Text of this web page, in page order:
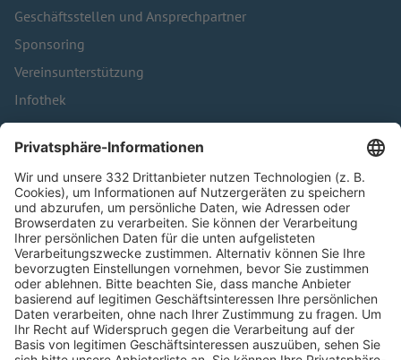
Geschäftsstellen und Ansprechpartner
Sponsoring
Vereinsunterstützung
Infothek
Kontakt
HÄUFIG BESUCHTE SEITEN
Pässe und Vereinswechsel
Trainerausbildung
Schulungsangebot Vereinsmitarbeiter
BFV-Geschäftsstellen
Trainerbörse
Login SpielPlus